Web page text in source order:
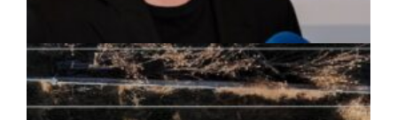
ΡΕΠΟΡΤΑΖ | 07/08/2026 · 17:27
Ο Δούκας για έργα, καθαριότητα και τη
μάχη των επόμενων εκλογών: «Η καλύτερη